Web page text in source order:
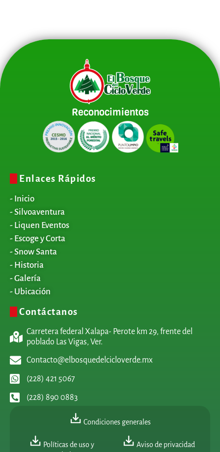
Reconocimientos
Enlaces Rápidos
- Inicio
- Silvoaventura
- Liquen Eventos
- Escoge y Corta
- Snow Santa
- Historia
- Galería
- Ubicación
Contáctanos
Carretera federal Xalapa- Perote km 29, frente del
poblado Las Vigas, Ver.
Contacto@elbosquedelcicloverde.mx
(228) 421 5067
(228) 890 0883
Condiciones generales
Políticas de uso y
Aviso de privacidad